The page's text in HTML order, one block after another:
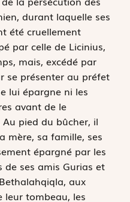
durant laquelle ses
été cruellement
par celle de Licinius,
mais, excédé par
se présenter au préfet
lui épargne ni les
avant de le
pied du bûcher, il
mère, sa famille, ses
épargné par les
ses amis Gurias et
aux
leur tombeau, les